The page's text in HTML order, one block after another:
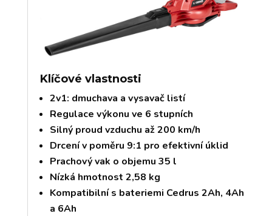
Klíčové vlastnosti
2v1: dmuchava a vysavač listí
Regulace výkonu ve 6 stupních
Silný proud vzduchu až 200 km/h
Drcení v poměru 9:1 pro efektivní úklid
Prachový vak o objemu 35 l
Nízká hmotnost 2,58 kg
Kompatibilní s bateriemi Cedrus 2Ah, 4Ah
a 6Ah